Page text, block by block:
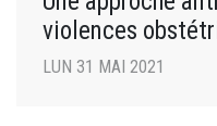
violences
LUN 31 MAI 2021